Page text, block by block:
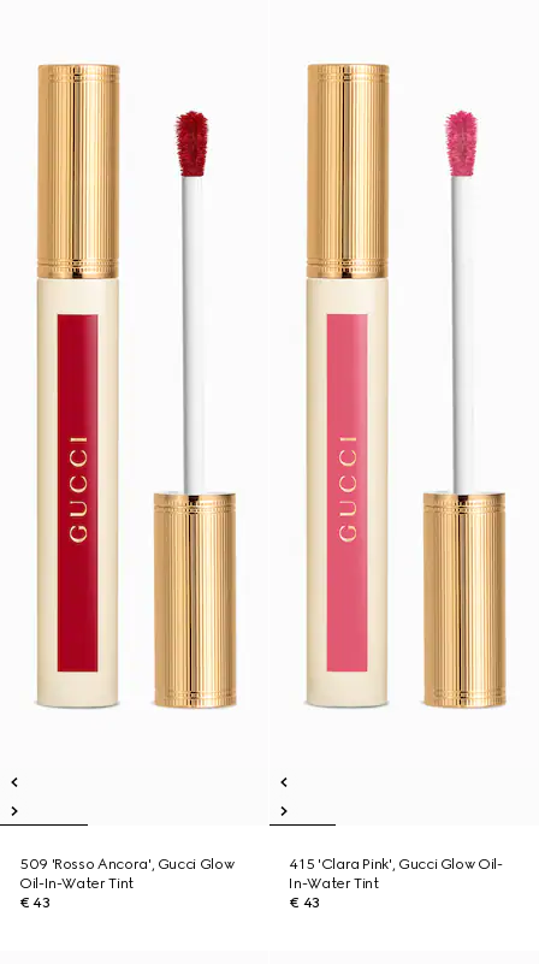
509 'Rosso Ancora', Gucci Glow
Oil-In-Water Tint
€ 43
415 'Clara Pink', Gucci Glow Oil-
In-Water Tint
€ 43